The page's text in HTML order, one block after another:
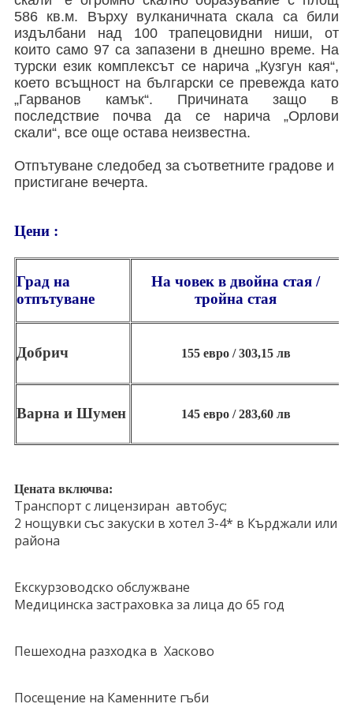
586 кв.м. Върху вулканичната скала са били
издълбани над 100 трапецовидни ниши, от
които само 97 са запазени в днешно време. На
турски език комплексът се нарича „Кузгун кая“,
което всъщност на български се превежда като
„Гарванов камък“. Причината защо в
последствие почва да се нарича „Орлови
скали“, все още остава неизвестна.
Отпътуване следобед за съответните градове и
пристигане вечерта.
Цени :
Град на
отпътуване
На човекв двойна стая /
тройна стая
Добрич 155 евро / 303,15 лв
Варна и Шумен 145 евро / 283,60 лв
Цената включва:
Транспорт с лицензиран автобус;
2 нощувки със закуски в хотел 3-4* в Кърджали или
района
Екскурзоводско обслужване
Медицинска застраховка за лица до 65 год
Пешеходна разходка в Хасково
Посещение на Каменните гъби